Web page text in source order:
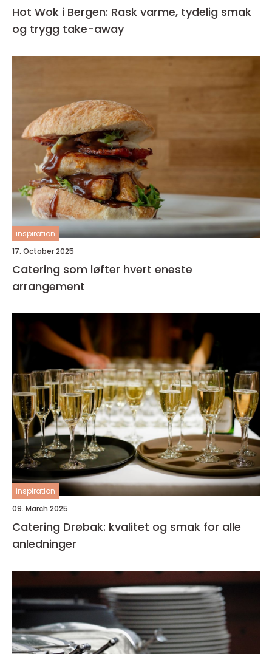
Hot Wok i Bergen: Rask varme, tydelig smak
og trygg take-away
inspiration
17. October 2025
Catering som løfter hvert eneste
arrangement
inspiration
09. March 2025
Catering Drøbak: kvalitet og smak for alle
anledninger